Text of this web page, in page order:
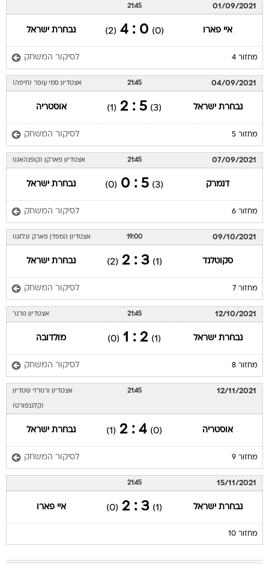
01/09/2021
21:45
איי פארו (0)
0 : 4
(2) נבחרת ישראל
מחזור 4 לסיקור המשחק
04/09/2021
21:45 אצטדיון סמי עופר (חיפה)
נבחרת ישראל (3)
5 : 2
(1) אוסטריה
מחזור 5 לסיקור המשחק
07/09/2021
21:45 אצטדיון פארקן (קופנהאגן)
דנמרק (3)
5 : 0
(0) נבחרת ישראל
מחזור 6 לסיקור המשחק
09/10/2021
19:00 אצטדיון המפדן פארק (גלזגו)
סקוטלנד (1)
3 : 2
(2) נבחרת ישראל
מחזור 7 לסיקור המשחק
12/10/2021
21:45 אצטדיון טרנר
נבחרת ישראל (1)
2 : 1
(0) מולדובה
מחזור 8 לסיקור המשחק
12/11/2021
21:45 אצטדיון ורטרזי שטדיון
(קלגנפורט)
אוסטריה (0)
4 : 2
(1) נבחרת ישראל
מחזור 9 לסיקור המשחק
15/11/2021
21:45
נבחרת ישראל (1)
3 : 2
(0) איי פארו
מחזור 10